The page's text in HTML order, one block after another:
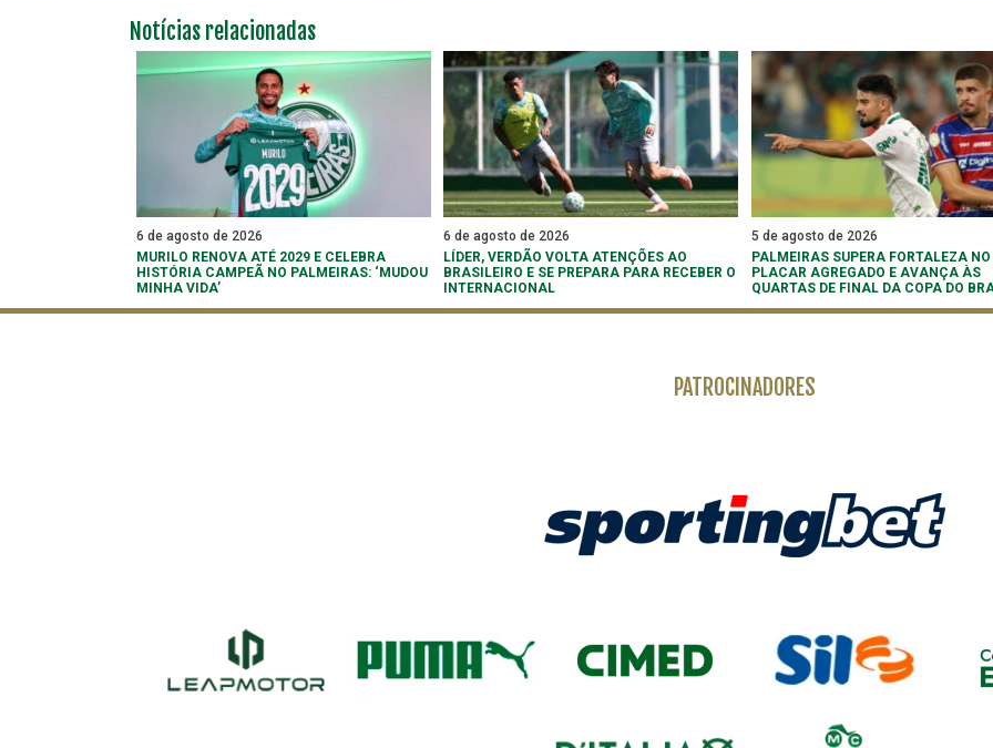
Notícias relacionadas
6 de agosto de 2026
MURILO RENOVA ATÉ 2029 E CELEBRA
HISTÓRIA CAMPEÃ NO PALMEIRAS: ‘MUDOU
MINHA VIDA’
6 de agosto de 2026
LÍDER, VERDÃO VOLTA ATENÇÕES AO
BRASILEIRO E SE PREPARA PARA RECEBER O
INTERNACIONAL
5 de agosto de 2026
PALMEIRAS SUPERA FORTALEZA NO
PLACAR AGREGADO E AVANÇA ÀS
QUARTAS DE FINAL DA COPA DO
PATROCINADORES